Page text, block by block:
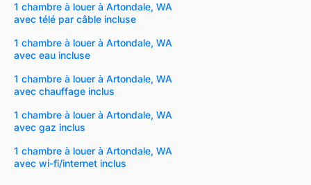
1 chambre à louer à Artondale, WA
avec télé par câble incluse
1 chambre à louer à Artondale, WA
avec eau incluse
1 chambre à louer à Artondale, WA
avec chauffage inclus
1 chambre à louer à Artondale, WA
avec gaz inclus
1 chambre à louer à Artondale, WA
avec wi-fi/internet inclus